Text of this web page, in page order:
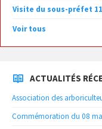
Visite du sous-préfet
Voir tous
ACTUALITÉS
Association des
Commémoration du 08